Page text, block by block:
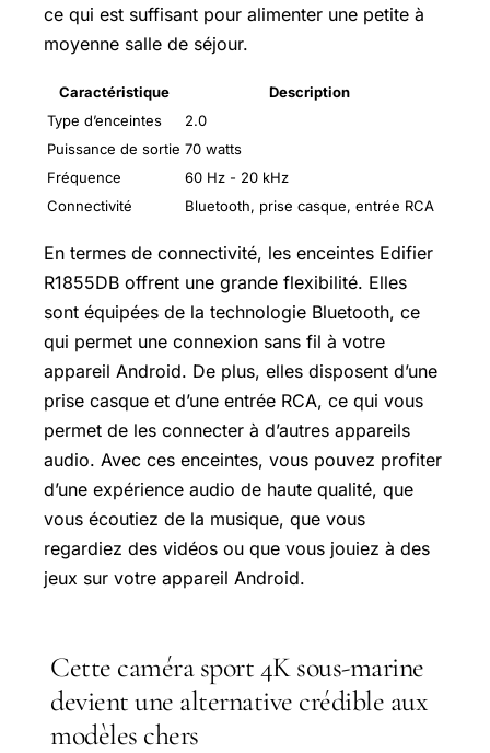
ce qui est suffisant pour alimenter une petite à
moyenne salle de séjour.
Caractéristique
Description
Type d’enceintes
2.0
Puissance de sortie 70 watts
Fréquence
60 Hz - 20 kHz
Connectivité
Bluetooth, prise casque, entrée RCA
En termes de connectivité, les enceintes Edifier
R1855DB offrent une grande flexibilité. Elles
sont équipées de la technologie Bluetooth, ce
qui permet une connexion sans fil à votre
appareil Android. De plus, elles disposent d’une
prise casque et d’une entrée RCA, ce qui vous
permet de les connecter à d’autres appareils
audio. Avec ces enceintes, vous pouvez profiter
d’une expérience audio de haute qualité, que
vous écoutiez de la musique, que vous
regardiez des vidéos ou que vous jouiez à des
jeux sur votre appareil Android.
Cette caméra sport 4K sous-marine
devient une alternative crédible aux
modèles chers